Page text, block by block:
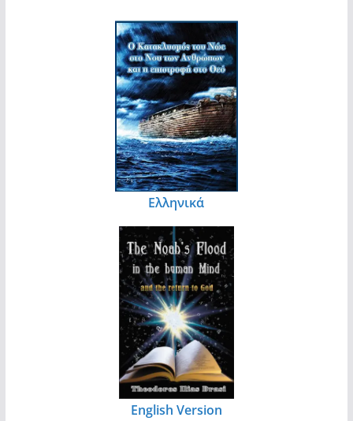
Ελληνικά
English Version